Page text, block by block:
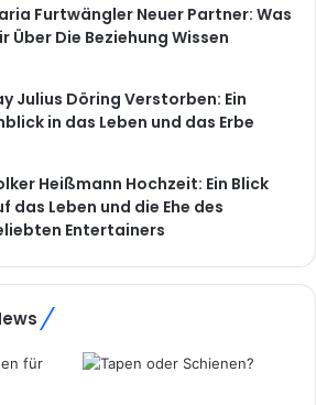
Furtwängler Neuer Partner: Was
Über Die Beziehung Wissen
Julius Döring Verstorben: Ein
in das Leben und das Erbe
Heißmann Hochzeit: Ein Blick
das Leben und die Ehe des
Entertainers